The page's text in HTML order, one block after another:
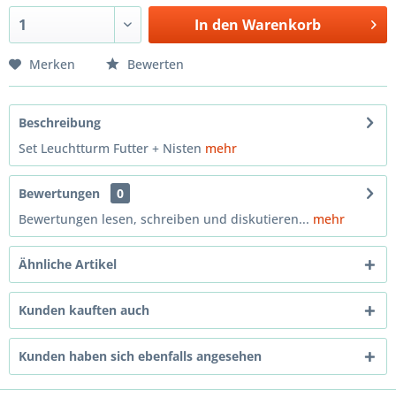
In den Warenkorb
Merken Bewerten
Beschreibung
Set Leuchtturm Futter + Nisten mehr
Bewertungen
0
Bewertungen lesen, schreiben und diskutieren... mehr
Ähnliche Artikel
Kunden kauften auch
Kunden haben sich ebenfalls angesehen